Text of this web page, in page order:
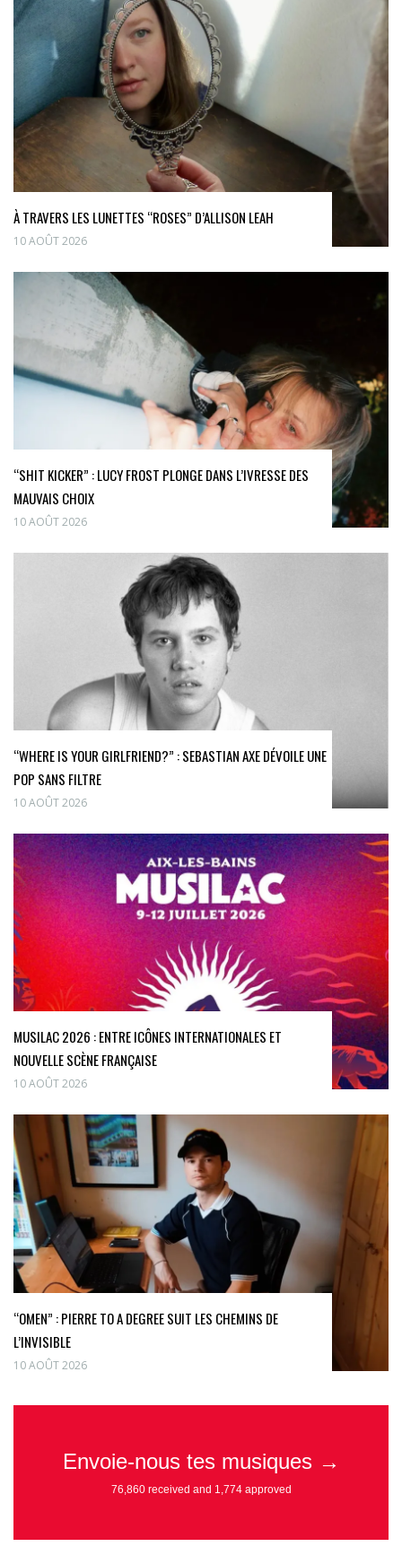
À TRAVERS LES LUNETTES “ROSES” D’ALLISON LEAH
10 AOÛT 2026
“SHIT KICKER” : LUCY FROST PLONGE DANS L’IVRESSE DES
MAUVAIS CHOIX
10 AOÛT 2026
“WHERE IS YOUR GIRLFRIEND?” : SEBASTIAN AXE DÉVOILE UNE
POP SANS FILTRE
10 AOÛT 2026
MUSILAC 2026 : ENTRE ICÔNES INTERNATIONALES ET
NOUVELLE SCÈNE FRANÇAISE
10 AOÛT 2026
“OMEN” : PIERRE TO A DEGREE SUIT LES CHEMINS DE
L’INVISIBLE
10 AOÛT 2026